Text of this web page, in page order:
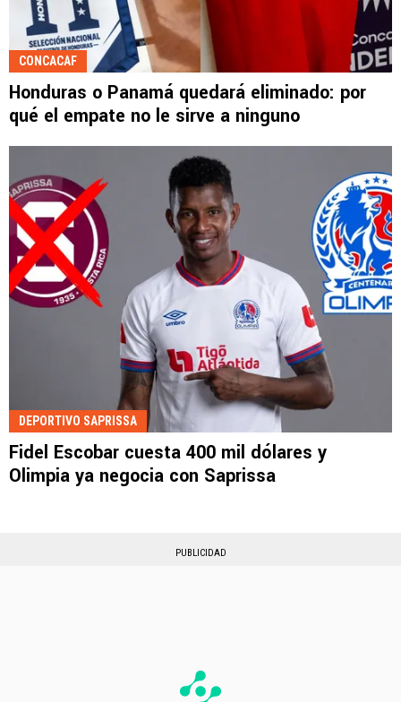
CONCACAF
Honduras o Panamá quedará eliminado: por
qué el empate no le sirve a ninguno
DEPORTIVO SAPRISSA
Fidel Escobar cuesta 400 mil dólares y
Olimpia ya negocia con Saprissa
PUBLICIDAD